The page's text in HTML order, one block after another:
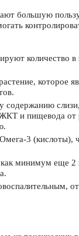
большую
количество
которое
содержанию
и пищевода от
3 (кислоты),
минимум еще